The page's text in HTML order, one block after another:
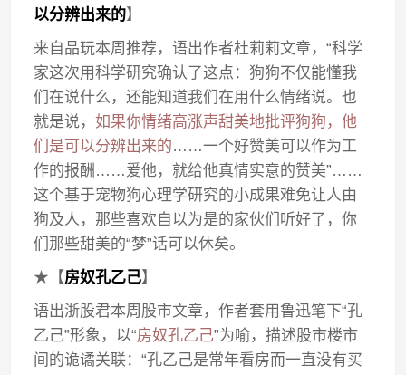
以分辨出来的】
来自品玩本周推荐，语出作者杜莉莉文章，“科学
家这次用科学研究确认了这点：狗狗不仅能懂我
们在说什么，还能知道我们在用什么情绪说。也
就是说，如果你情绪高涨声甜美地批评狗狗，他
们是可以分辨出来的……一个好赞美可以作为工
作的报酬……爱他，就给他真情实意的赞美”……
这个基于宠物狗心理学研究的小成果难免让人由
狗及人，那些喜欢自以为是的家伙们听好了，你
们那些甜美的“梦”话可以休矣。
★【房奴孔乙己】
语出浙股君本周股市文章，作者套用鲁迅笔下“孔
乙己”形象，以“房奴孔乙己”为喻，描述股市楼市
间的诡谲关联：“孔乙己是常年看房而一直没有买